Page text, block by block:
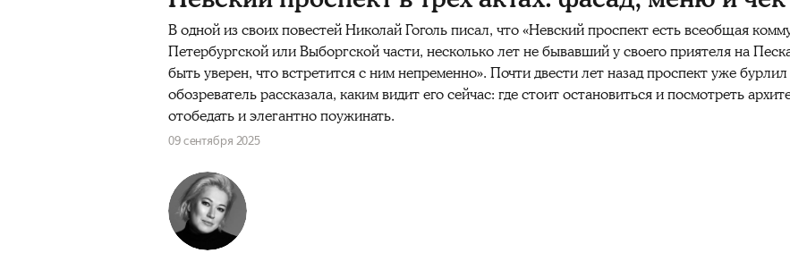
В одной из своих повестей Николай Гоголь писал, что «Невский проспект есть всеобщая
Петербургской или Выборгской части, несколько лет не бывавший у своего приятеля на
быть уверен, что встретится с ним непременно». Почти двести лет назад проспект уже
обозреватель рассказала, каким видит его сейчас: где стоит остановиться и посмотреть
отобедать и элегантно поужинать.
09 сентября 2025